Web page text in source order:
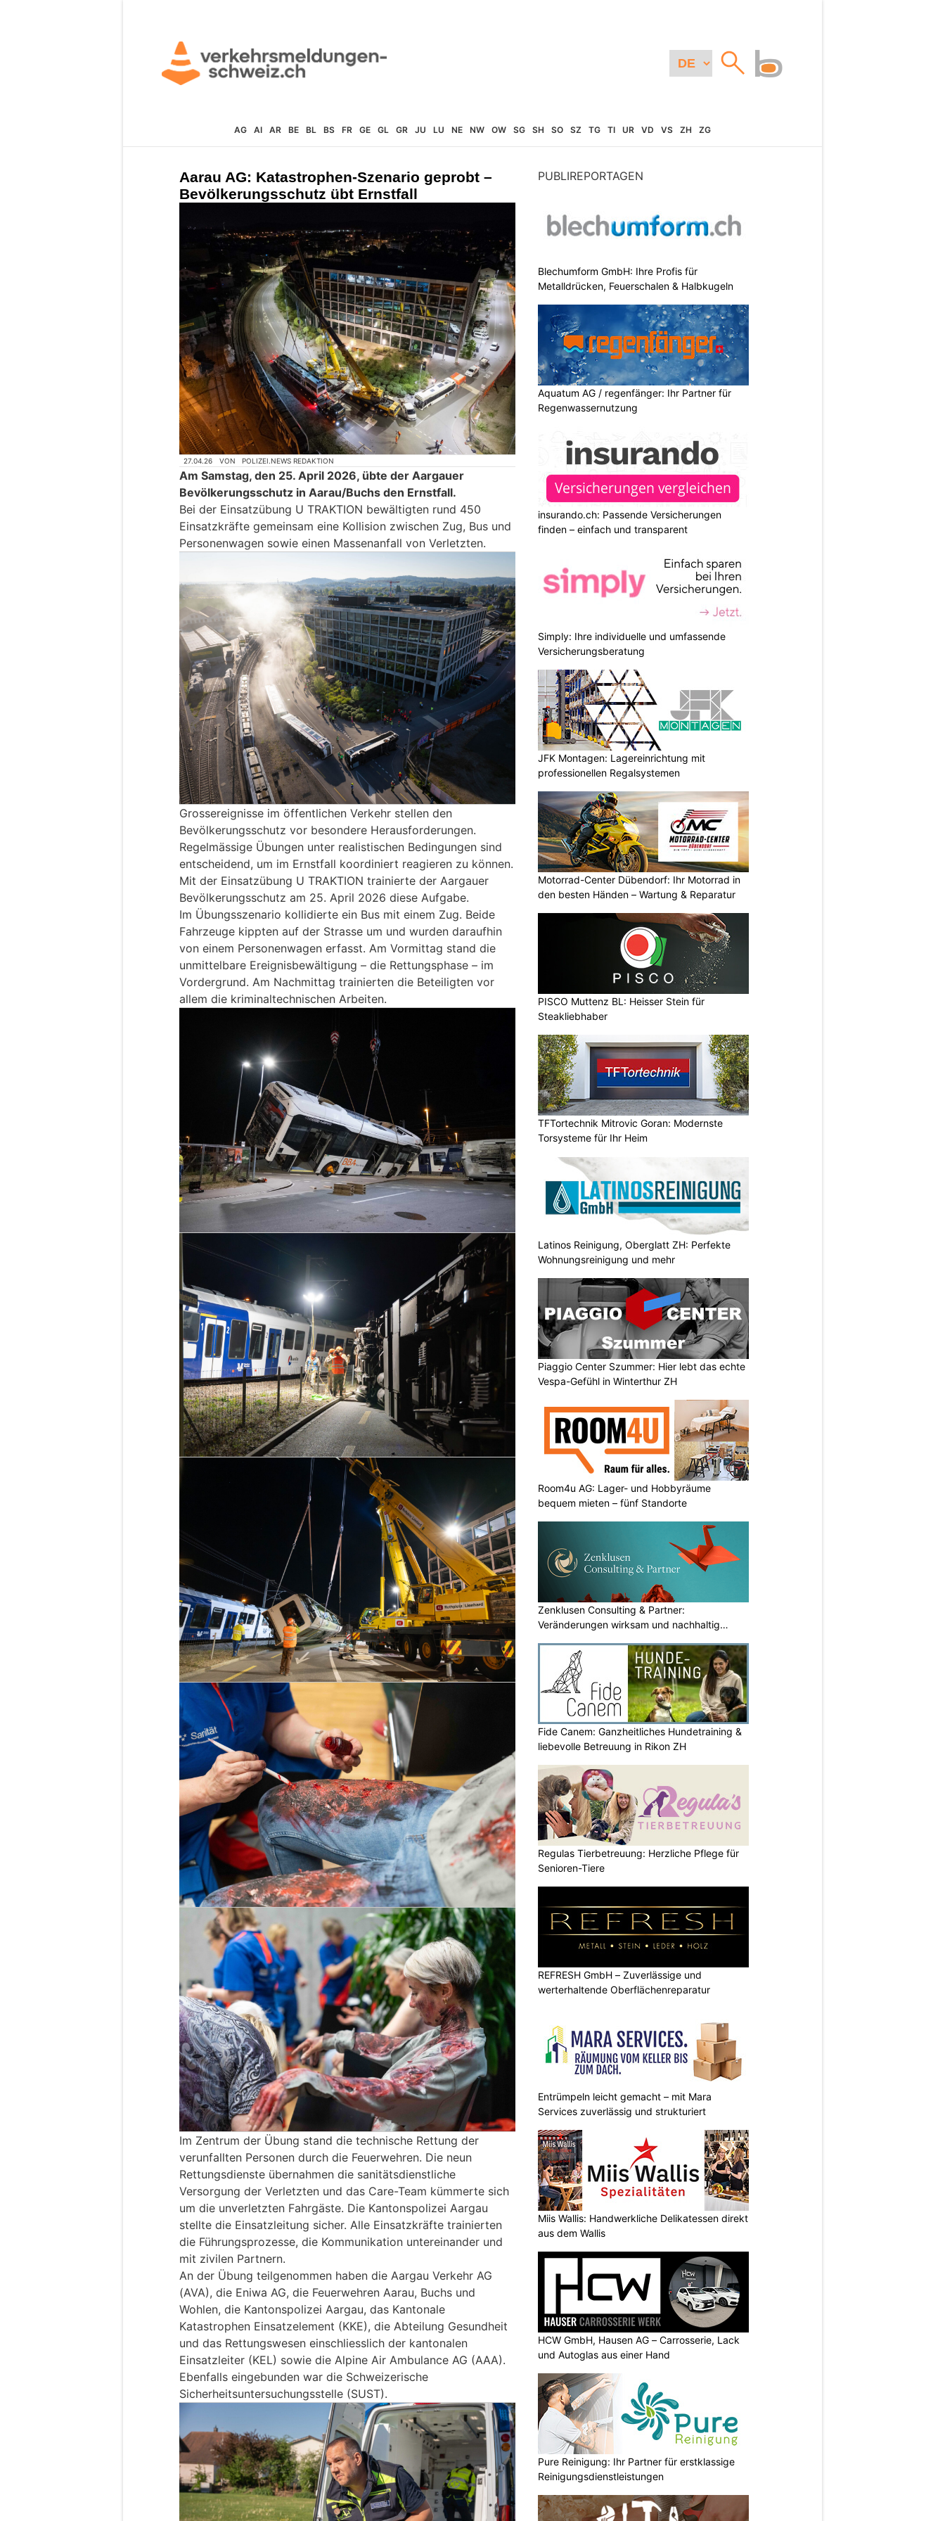
AG AI AR BE BL BS FR GE GL GR JU LU NE NW OW SG SH SO SZ TG TI UR VD VS ZH ZG
Aarau AG: Katastrophen-Szenario geprobt –
Bevölkerungsschutz übt Ernstfall
27.04.26 VON POLIZEI.NEWS REDAKTION
Am Samstag, den 25. April 2026, übte der Aargauer
Bevölkerungsschutz in Aarau/Buchs den Ernstfall.
Bei der Einsatzübung U TRAKTION bewältigten rund 450
Einsatzkräfte gemeinsam eine Kollision zwischen Zug, Bus und
Personenwagen sowie einen Massenanfall von Verletzten.
Grossereignisse im öffentlichen Verkehr stellen den
Bevölkerungsschutz vor besondere Herausforderungen.
Regelmässige Übungen unter realistischen Bedingungen sind
entscheidend, um im Ernstfall koordiniert reagieren zu können.
Mit der Einsatzübung U TRAKTION trainierte der Aargauer
Bevölkerungsschutz am 25. April 2026 diese Aufgabe.
Im Übungsszenario kollidierte ein Bus mit einem Zug. Beide
Fahrzeuge kippten auf der Strasse um und wurden daraufhin
von einem Personenwagen erfasst. Am Vormittag stand die
unmittelbare Ereignisbewältigung – die Rettungsphase – im
Vordergrund. Am Nachmittag trainierten die Beteiligten vor
allem die kriminaltechnischen Arbeiten.
Im Zentrum der Übung stand die technische Rettung der
verunfallten Personen durch die Feuerwehren. Die neun
Rettungsdienste übernahmen die sanitätsdienstliche
Versorgung der Verletzten und das Care-Team kümmerte sich
um die unverletzten Fahrgäste. Die Kantonspolizei Aargau
stellte die Einsatzleitung sicher. Alle Einsatzkräfte trainierten
die Führungsprozesse, die Kommunikation untereinander und
mit zivilen Partnern.
An der Übung teilgenommen haben die Aargau Verkehr AG
(AVA), die Eniwa AG, die Feuerwehren Aarau, Buchs und
Wohlen, die Kantonspolizei Aargau, das Kantonale
Katastrophen Einsatzelement (KKE), die Abteilung Gesundheit
und das Rettungswesen einschliesslich der kantonalen
Einsatzleiter (KEL) sowie die Alpine Air Ambulance AG (AAA).
Ebenfalls eingebunden war die Schweizerische
Sicherheitsuntersuchungsstelle (SUST).
PUBLIREPORTAGEN
Blechumform GmbH: Ihre Profis für
Metalldrücken, Feuerschalen & Halbkugeln
Aquatum AG / regenfänger: Ihr Partner für
Regenwassernutzung
insurando.ch: Passende Versicherungen
finden – einfach und transparent
Simply: Ihre individuelle und umfassende
Versicherungsberatung
JFK Montagen: Lagereinrichtung mit
professionellen Regalsystemen
Motorrad-Center Dübendorf: Ihr Motorrad in
den besten Händen – Wartung & Reparatur
PISCO Muttenz BL: Heisser Stein für
Steakliebhaber
TFTortechnik Mitrovic Goran: Modernste
Torsysteme für Ihr Heim
Latinos Reinigung, Oberglatt ZH: Perfekte
Wohnungsreinigung und mehr
Piaggio Center Szummer: Hier lebt das echte
Vespa-Gefühl in Winterthur ZH
Room4u AG: Lager- und Hobbyräume
bequem mieten – fünf Standorte
Zenklusen Consulting & Partner:
Veränderungen wirksam und nachhaltig
Fide Canem: Ganzheitliches Hundetraining &
liebevolle Betreuung in Rikon ZH
Regulas Tierbetreuung: Herzliche Pflege für
Senioren-Tiere
REFRESH GmbH – Zuverlässige und
werterhaltende Oberflächenreparatur
Entrümpeln leicht gemacht – mit Mara
Services zuverlässig und strukturiert
Miis Wallis: Handwerkliche Delikatessen direkt
aus dem Wallis
HCW GmbH, Hausen AG – Carrosserie, Lack
und Autoglas aus einer Hand
Pure Reinigung: Ihr Partner für erstklassige
Reinigungsdienstleistungen